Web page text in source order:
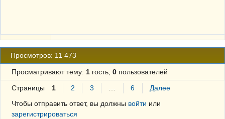
Просмотров: 11 473
Просматривают тему: 1гость, 0пользователей
Страницы 1 2 3 6
Далее
Чтобы отправить ответ, вы должны войти или
зарегистрироваться